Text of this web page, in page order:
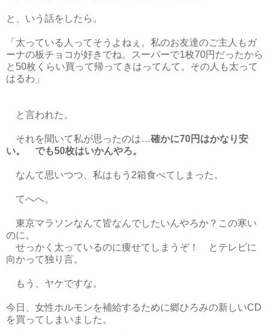
と、いう話をしたら。
「太っている人ってそうよねぇ。私のお友達のご主人もガ
ーナの板チョコが好きでね。スーパーで1枚70円だったから
と50枚くらい買って帰ってきはってんて。その人も太って
はるわ」
と言われた。
それを聞いて私が思ったのは…確かに70円はかなり安
い。 でも50枚はいかんやろ。
なんて思いつつ、私はもう2箱食べてしまった。
てへへ。
東京マラソンなんて皆なんでしたいんやろか？この寒い
のに。
せっかく太っているのに痩せてしまうぞ！ とテレビに
向かって独り言。
もう、ヤケですな。
今日、女性ホルモンを補給するために郷ひろみの新しいCD
を買ってしまいました。